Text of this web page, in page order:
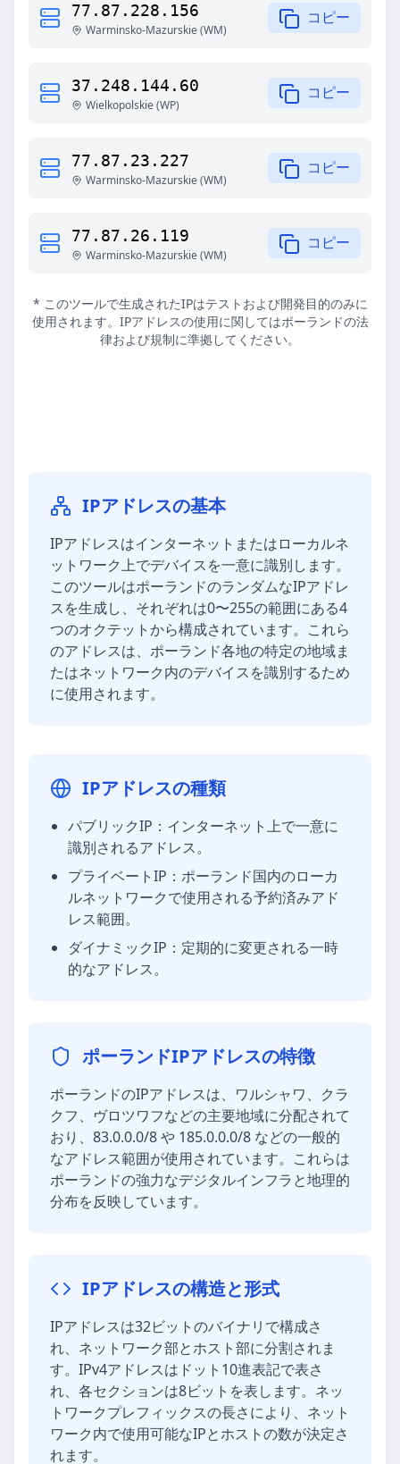
77.87.228.156
Warminsko-Mazurskie(WM)
コピー
37.248.144.60
Wielkopolskie(WP)
コピー
77.87.23.227
Warminsko-Mazurskie(WM)
コピー
77.87.26.119
Warminsko-Mazurskie(WM)
コピー
* このツールで生成されたIPはテストおよび開発目的のみに
使用されます。IPアドレスの使用に関してはポーランドの法
律および規制に準拠してください。
IPアドレスの基本
IPアドレスはインターネットまたはローカルネ
ットワーク上でデバイスを一意に識別します。
このツールはポーランドのランダムなIPアドレ
スを生成し、それぞれは0〜255の範囲にある4
つのオクテットから構成されています。これら
のアドレスは、ポーランド各地の特定の地域ま
たはネットワーク内のデバイスを識別するため
に使用されます。
IPアドレスの種類
パブリックIP：インターネット上で一意に
識別されるアドレス。
プライベートIP：ポーランド国内のローカ
ルネットワークで使用される予約済みアド
レス範囲。
ダイナミックIP：定期的に変更される一時
的なアドレス。
ポーランドIPアドレスの特徴
ポーランドのIPアドレスは、ワルシャワ、クラ
クフ、ヴロツワフなどの主要地域に分配されて
おり、83.0.0.0/8 や 185.0.0.0/8 などの一般的
なアドレス範囲が使用されています。これらは
ポーランドの強力なデジタルインフラと地理的
分布を反映しています。
IPアドレスの構造と形式
IPアドレスは32ビットのバイナリで構成さ
れ、ネットワーク部とホスト部に分割されま
す。IPv4アドレスはドット10進表記で表さ
れ、各セクションは8ビットを表します。ネッ
トワークプレフィックスの長さにより、ネット
ワーク内で使用可能なIPとホストの数が決定さ
れます。